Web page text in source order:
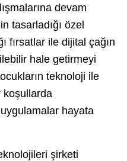
devam
tasarladığı özel
fırsatlar ile dijital çağın
hale getirmeyi
teknoloji ile
koşullarda
hayata
şirketi